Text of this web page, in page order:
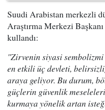
Suudi Arabistan merkezli
Araştırma Merkezi
kullandı:
"Zirvenin siyasi sembolizmi
en etkili üç devleti,
araya geliyor. Bu durum,
güçlerin güvenlik
kurmaya yönelik artan